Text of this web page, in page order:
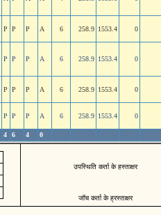
P P P A 6 258.9 1553.4 0
P P P A 6 258.9 1553.4 0
P P P A 6 258.9 1553.4 0
P P P A 6 258.9 1553.4 0
4 6 4 0
उपस्थिति कर्ता के हस्ताक्षर
जॉच कर्ता के ह्रस्ताक्षर